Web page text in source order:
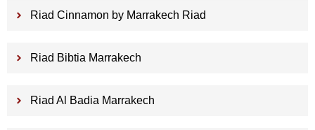
Riad Cinnamon by Marrakech Riad
Riad Bibtia Marrakech
Riad Al Badia Marrakech